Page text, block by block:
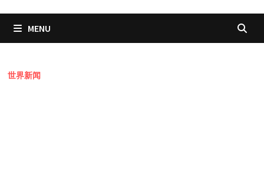
MENU
世界新闻